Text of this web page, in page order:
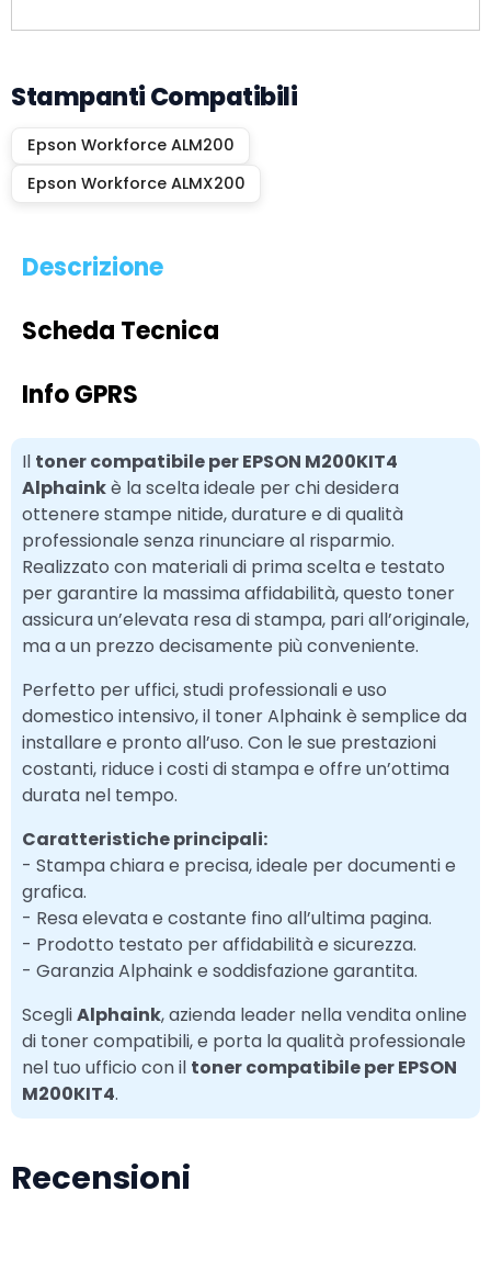
Stampanti Compatibili
Epson Workforce ALM200
Epson Workforce ALMX200
Descrizione
Scheda Tecnica
Info GPRS
Il toner compatibile per EPSON M200KIT4
Alphainkè la scelta ideale per chi desidera
ottenere stampe nitide, durature e di qualità
professionale senza rinunciare al risparmio.
Realizzato con materiali di prima scelta e testato
per garantire la massima affidabilità, questo toner
assicura un’elevata resa di stampa, pari all’originale,
ma a un prezzo decisamente più conveniente.
Perfetto per uffici, studi professionali e uso
domestico intensivo, il toner Alphaink è semplice da
installare e pronto all’uso. Con le sue prestazioni
costanti, riduce i costi di stampa e offre un’ottima
durata nel tempo.
Caratteristiche principali:
- Stampa chiara e precisa, ideale per documenti e
grafica.
- Resa elevata e costante fino all’ultima pagina.
- Prodotto testato per affidabilità e sicurezza.
- Garanzia Alphaink e soddisfazione garantita.
ScegliAlphaink, azienda leader nella vendita online
di toner compatibili, e porta la qualità professionale
nel tuo ufficio con il toner compatibile per EPSON
M200KIT4.
Recensioni